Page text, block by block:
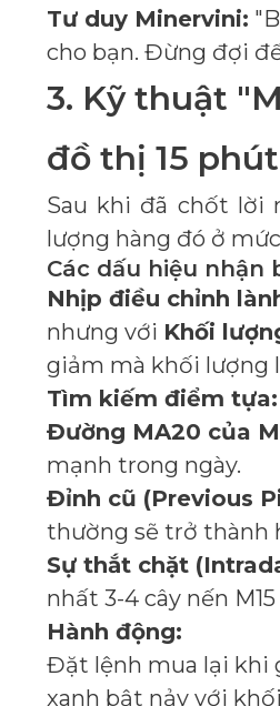
Tư duy Minervini:
cho bạn. Đừng đợi
3. Kỹ thuật
đồ thị 15 phút
Sau khi đã chốt lời
lượng hàng đó ở
Các dấu hiệu nhận
Nhịp điều chỉnh
nhưng với Khối
giảm mà khối lượng
Tìm kiếm điểm tựa:
Đường MA20 của
mạnh trong ngày.
Đỉnh cũ (Previous
thường sẽ trở thành
Sự thắt chặt
nhất 3-4 cây nến
Hành động:
Đặt lệnh mua lại khi
xanh bật nảy với